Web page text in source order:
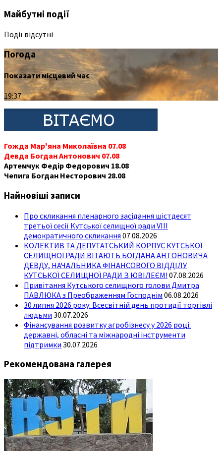
Майбутні події
Події відсутні
Погода
Показати місцевий час
19:37
Гожда Мар'яна Миколаївна 07.08
Девда Богдан Антонович 07.08
Артемчук Федір Федорович 18.08
Чепига Богдан Несторович 28.08
Найновіші записи
Про скликання пленарного засідання шістдесят
третьої сесії Кутської селищної ради VIII
демократичного скликання 07.08.2026
КОЛЕКТИВ ТА ДЕПУТАТСЬКИЙ КОРПУС КУТСЬКОЇ
СЕЛИЩНОЇ РАДИ ВІТАЮТЬ БОГДАНА АНТОНОВИЧА
ДЕВДУ, НАЧАЛЬНИКА ФІНАНСОВОГО ВІДДІЛУ
КУТСЬКОЇ СЕЛИЩНОЇ РАДИ З ЮВІЛЕЄМ! 07.08.2026
Привітання Кутського селищного голови Дмитра
ПАВЛЮКА з Преображенням Господнім 06.08.2026
30 липня 2026 року: Всесвітній день протидії торгівлі
людьми 30.07.2026
Фінансування розвитку агробізнесу у 2026 році:
державні, обласні та міжнародні інструменти
підтримки 30.07.2026
Рекомендована галерея